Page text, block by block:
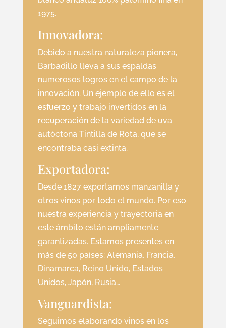
1975.
Innovadora:
Debido a nuestra naturaleza pionera,
Barbadillo lleva a sus espaldas
numerosos logros en el campo de la
innovación. Un ejemplo de ello es el
esfuerzo y trabajo invertidos en la
recuperación de la variedad de uva
autóctona Tintilla de Rota, que se
encontraba casi extinta.
Exportadora:
Desde 1827 exportamos manzanilla y
otros vinos por todo el mundo. Por eso
nuestra experiencia y trayectoria en
este ámbito están ampliamente
garantizadas. Estamos presentes en
más de 50 países: Alemania, Francia,
Dinamarca, Reino Unido, Estados
Unidos, Japón, Rusia…
Vanguardista:
Seguimos elaborando vinos en los